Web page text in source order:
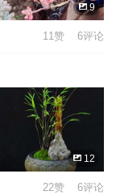
9
11赞 6评论
12
22赞 6评论